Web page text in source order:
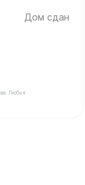
Дом сдан
Любая